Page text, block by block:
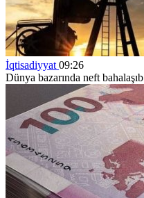
İqtisadiyyat 09:26
Dünya bazarında neft bahalaşıb